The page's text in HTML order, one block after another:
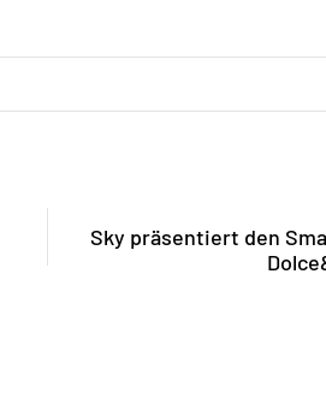
Sky präsentiert den